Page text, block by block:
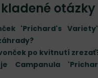
otázky
'Prichard's
po kvitnutí
Campanula